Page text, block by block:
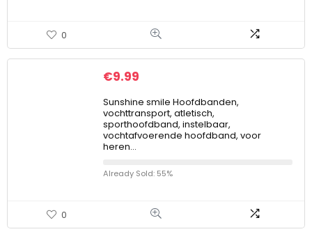
0
€9.99
Sunshine smile Hoofdbanden,
vochttransport, atletisch,
sporthoofdband, instelbaar,
vochtafvoerende hoofdband, voor
heren…
Already Sold: 55%
0